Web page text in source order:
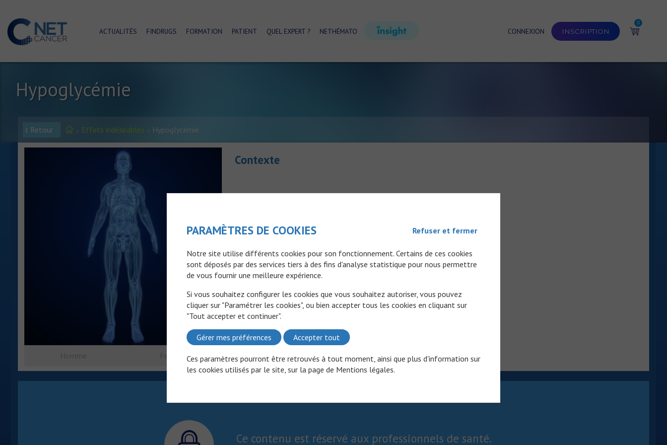
ACTUALITÉS FINDRUGS FORMATION PATIENT QUEL EXPERT ? NETHÉMATO CONNEXION INSCRIPTION
0
Hypoglycémie
Retour Effets indésirables Hypoglycémie
Contexte
Ce contenu est réservé aux professionnels de santé.
Refuser et fermer
PARAMÈTRES DE COOKIES
Notre site utilise différents cookies pour son fonctionnement. Certains de ces cookies
sont déposés par des services tiers à des fins d'analyse statistique pour nous permettre
de vous fournir une meilleure expérience.
Si vous souhaitez configurer les cookies que vous souhaitez autoriser, vous pouvez
cliquer sur "Paramétrer les cookies", ou bien accepter tous les cookies en cliquant sur
"Tout accepter et continuer".
Gérer mes préférences Accepter tout
Ces paramètres pourront être retrouvés à tout moment, ainsi que plus d'information sur
les cookies utilisés par le site, sur la page de Mentions légales.